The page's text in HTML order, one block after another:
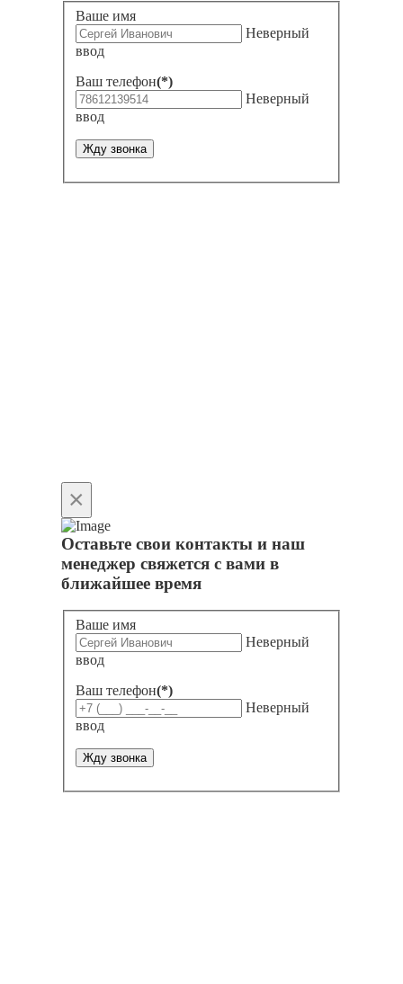
Ваше имя
Неверный
ввод
Ваш телефон(*)
Неверный
ввод
Жду звонка
×
Оставьте свои контакты и наш
менеджер свяжется с вами в
ближайшее время
Ваше имя
Неверный
ввод
Ваш телефон(*)
Неверный
ввод
Жду звонка